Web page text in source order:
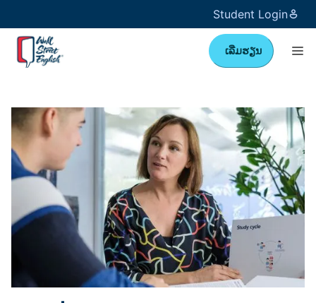
Student Login
ເລີ່ມຮຽນ